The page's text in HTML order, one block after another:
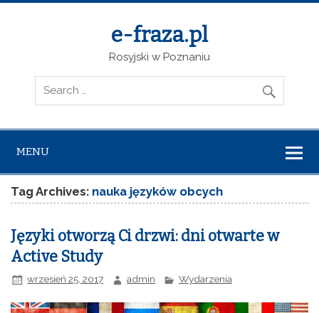
e-fraza.pl
Rosyjski w Poznaniu
MENU
Tag Archives: nauka języków obcych
Języki otworzą Ci drzwi: dni otwarte w
Active Study
wrzesień 25, 2017 admin Wydarzenia